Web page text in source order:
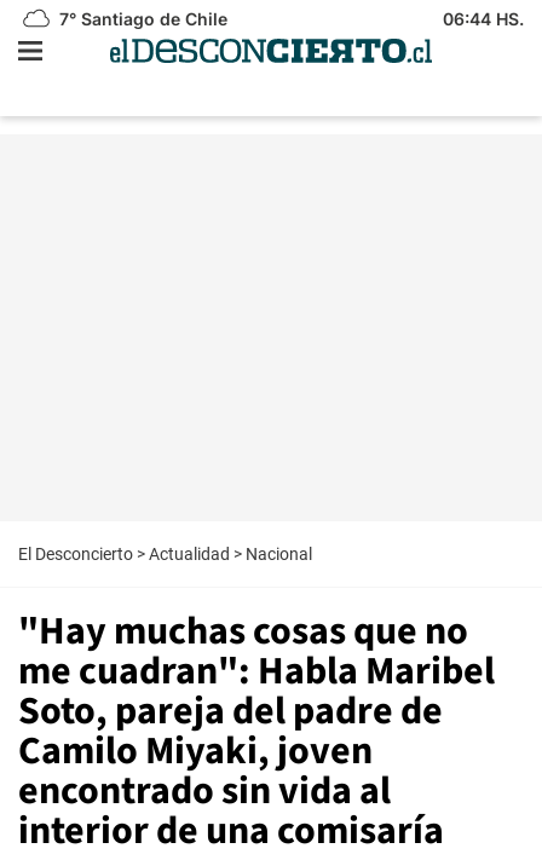
7° Santiago de Chile 06:44 HS.
El Desconcierto >Actualidad > Nacional
"Hay muchas cosas que no
me cuadran": Habla Maribel
Soto, pareja del padre de
Camilo Miyaki, joven
encontrado sin vida al
interior de una comisaría